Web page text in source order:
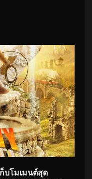
บโมเมนต์สุด